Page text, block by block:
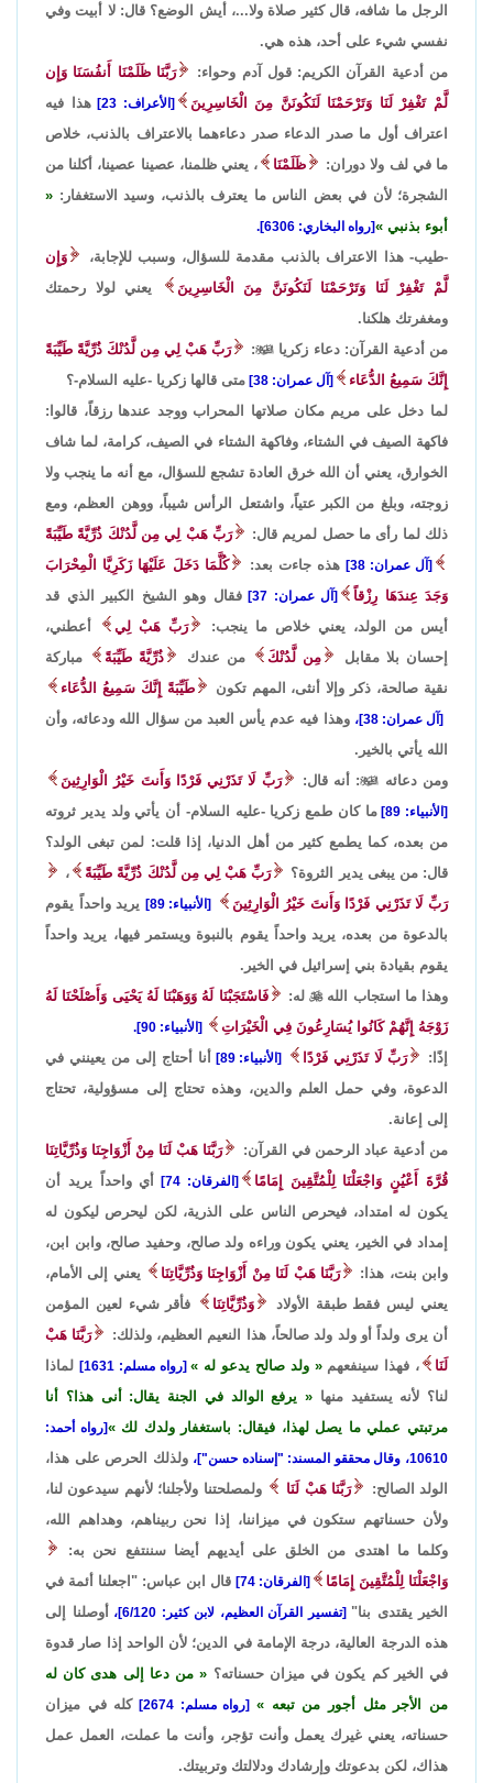
الرجل ما شافه، قال كثير صلاة ولا...، أيش الوضع؟ قال: لا أبيت وفي
نفسي شيء على أحد، هذه هي.
من أدعية القرآن الكريم: قول آدم وحواء:
رَبَّنَا ظَلَمْنَا أَنفُسَنَا وَإِن
لَّمْ تَغْفِرْ لَنَا وَتَرْحَمْنَا لَنَكُونَنَّ مِنَ الْخَاسِرِينَ
[الأعراف: 23]
هذا فيه
اعتراف أول ما صدر الدعاء صدر دعاءهما بالاعتراف بالذنب، خلاص
ما في لف ولا دوران:
ظَلَمْنَا
، يعني ظلمنا، عصينا عصينا، أكلنا من
الشجرة؛ لأن في بعض الناس ما يعترف بالذنب، وسيد الاستغفار:
أبوء بذنبي
[رواه البخاري: 6306].
-طيب- هذا الاعتراف بالذنب مقدمة للسؤال، وسبب للإجابة،
وَإِن
لَّمْ تَغْفِرْ لَنَا وَتَرْحَمْنَا لَنَكُونَنَّ مِنَ الْخَاسِرِينَ
يعني لولا رحمتك
ومغفرتك هلكنا.
من أدعية القرآن: دعاء زكريا 
:
رَبِّ هَبْ لِي مِن لَّدُنْكَ ذُرِّيَّةً طَيِّبَةً
إِنَّكَ سَمِيعُ الدُّعَاء
[آل عمران: 38]
متى قالها زكريا -عليه السلام-؟
لما دخل على مريم مكان صلاتها المحراب ووجد عندها رزقاً، قالوا:
فاكهة الصيف في الشتاء، وفاكهة الشتاء في الصيف، كرامة، لما شاف
الخوارق، يعني أن الله خرق العادة تشجع للسؤال، مع أنه ما ينجب ولا
زوجته، وبلغ من الكبر عتياً، واشتعل الرأس شيباً، ووهن العظم، ومع
ذلك لما رأى ما حصل لمريم قال:
رَبِّ هَبْ لِي مِن لَّدُنْكَ ذُرِّيَّةً طَيِّبَةً
[آل عمران: 38] هذه جاءت بعد:
كُلَّمَا دَخَلَ عَلَيْهَا زَكَرِيَّا الْمِحْرَابَ
وَجَدَ عِندَهَا رِزْقاً
[آل عمران: 37]
فقال وهو الشيخ الكبير الذي قد
أيس من الولد، يعني خلاص ما ينجب:
رَبِّ هَبْ لِي
أعطني،
إحسان بلا مقابل
مِن لَّدُنْكَ من عندك ذُرِّيَّةً طَيِّبَةً
مباركة
نقية صالحة، ذكر وإلا أنثى، المهم تكون
طَيِّبَةً إِنَّكَ سَمِيعُ الدُّعَاء
[آل عمران: 38]،
وهذا فيه عدم يأس العبد من سؤال الله ودعائه، وأن
الله يأتي بالخير.
ومن دعائه : أنه قال: رَبِّ لَا تَذَرْنِي فَرْدًا وَأَنتَ خَيْرُ الْوَارِثِينَ
[الأنبياء: 89]
ما كان طمع زكريا -عليه السلام- أن يأتي ولد يدير ثروته
من بعده، كما يطمع كثير من أهل الدنيا، إذا قلت: لمن تبغى الولد؟
قال: من يبغى يدير الثروة؟
رَبِّ هَبْ لِي مِن لَّدُنْكَ ذُرِّيَّةً طَيِّبَةً
،
رَبِّ لَا تَذَرْنِي فَرْدًا وَأَنتَ خَيْرُ الْوَارِثِينَ
[الأنبياء: 89]
يريد واحداً يقوم
بالدعوة من بعده، يريد واحداً يقوم بالنبوة ويستمر فيها، يريد واحداً
يقوم بقيادة بني إسرائيل في الخير.
وهذا ما استجاب الله له:
فَاسْتَجَبْنَا لَهُ وَوَهَبْنَا لَهُ يَحْيَى وَأَصْلَحْنَا لَهُ
زَوْجَهُ إِنَّهُمْ كَانُوا يُسَارِعُونَ فِي الْخَيْرَاتِ
[الأنبياء: 90].
إذًا: رَبِّ لَا تَذَرْنِي فَرْدًا [الأنبياء: 89]
أنا أحتاج إلى من يعينني في
الدعوة، وفي حمل العلم والدين، وهذه تحتاج إلى مسؤولية، تحتاج
إلى إعانة.
من أدعية عباد الرحمن في القرآن:
رَبَّنَا هَبْ لَنَا مِنْ أَزْوَاجِنَا وَذُرِّيَّاتِنَا
قُرَّةَ أَعْيُنٍ وَاجْعَلْنَا لِلْمُتَّقِينَ إِمَامًا
[الفرقان: 74]
أي واحداً يريد أن
يكون له امتداد، فيحرص الناس على الذرية، لكن ليحرص ليكون له
إمداد في الخير، يعني يكون وراءه ولد صالح، وحفيد صالح، وابن ابن،
وابن بنت، هذا:
رَبَّنَا هَبْ لَنَا مِنْ أَزْوَاجِنَا وَذُرِّيَّاتِنَا
يعني إلى الأمام،
يعني ليس فقط طبقة الأولاد
وَذُرِّيَّاتِنَا
فأقر شيء لعين المؤمن
أن يرى ولداً أو ولد ولد صالحاً، هذا النعيم العظيم، ولذلك:
رَبَّنَا هَبْ
لَنَا
، فهذا سينفعهم ولد صالح يدعو له [رواه مسلم: 1631]
لماذا
لنا؟ لأنه يستفيد منها
يرفع الوالد في الجنة يقال: أنى هذا؟ أنا
مرتبتي عملي ما يصل لهذا، فيقال: باستغفار ولدك لك
[رواه أحمد:
10610، وقال محققو المسند: "إسناده حسن"]،
ولذلك الحرص على هذا،
الولد الصالح:
رَبَّنَا هَبْ لَنَا
ولمصلحتنا ولأجلنا؛ لأنهم سيدعون لنا،
ولأن حسناتهم ستكون في ميزاننا، إذا نحن ربيناهم، وهداهم الله،
وكلما ما اهتدى من الخلق على أيديهم أيضا سننتفع نحن به:
وَاجْعَلْنَا لِلْمُتَّقِينَ إِمَامًا
[الفرقان: 74]
قال ابن عباس: "اجعلنا أئمة في
الخير يقتدى بنا" [تفسير القرآن العظيم، لابن كثير: 6/120]،
أوصلنا إلى
هذه الدرجة العالية، درجة الإمامة في الدين؛ لأن الواحد إذا صار قدوة
في الخير كم يكون في ميزان حسناته؟
من دعا إلى هدى كان له
من الأجر مثل أجور من تبعه
[رواه مسلم: 2674]
كله في ميزان
حسناته، يعني غيرك يعمل وأنت تؤجر، وأنت ما عملت، العمل عمل
هذاك، لكن بدعوتك وإرشادك ودلالتك وتربيتك.